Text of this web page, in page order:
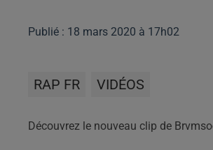
Publié : 18 mars 2020 à 17h02
RAP FR VIDÉOS
Découvrez le nouveau clip de